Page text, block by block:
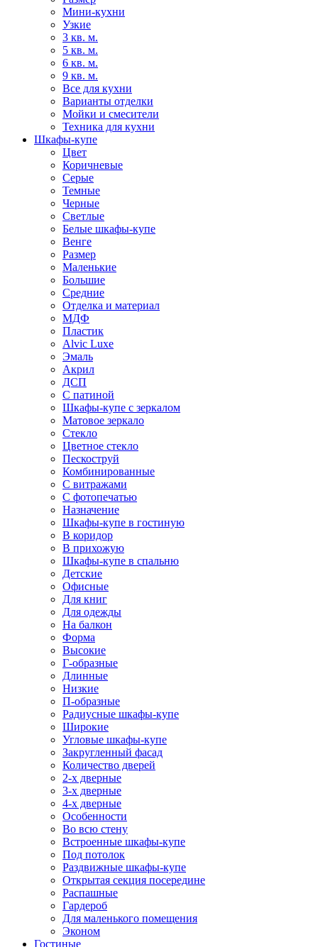
Мини-кухни
Узкие
3 кв. м.
5 кв. м.
6 кв. м.
9 кв. м.
Все для кухни
Варианты отделки
Мойки и смесители
Техника для кухни
Шкафы-купе
Цвет
Коричневые
Серые
Темные
Черные
Светлые
Белые шкафы-купе
Венге
Размер
Маленькие
Большие
Средние
Отделка и материал
МДФ
Пластик
Alvic Luxe
Эмаль
Акрил
ДСП
С патиной
Шкафы-купе с зеркалом
Матовое зеркало
Стекло
Цветное стекло
Пескоструй
Комбинированные
С витражами
С фотопечатью
Назначение
Шкафы-купе в гостиную
В коридор
В прихожую
Шкафы-купе в спальню
Детские
Офисные
Для книг
Для одежды
На балкон
Форма
Высокие
Г-образные
Длинные
Низкие
П-образные
Радиусные шкафы-купе
Широкие
Угловые шкафы-купе
Закругленный фасад
Количество дверей
2-х дверные
3-х дверные
4-х дверные
Особенности
Во всю стену
Встроенные шкафы-купе
Под потолок
Раздвижные шкафы-купе
Открытая секция посередине
Распашные
Гардероб
Для маленького помещения
Эконом
Гостиные